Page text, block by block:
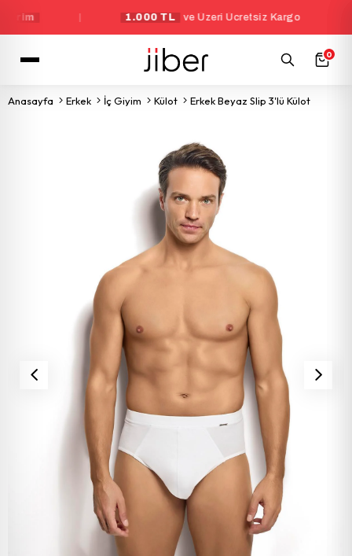
1.000 TL ve Üzeri Ücretsiz Kargo
0
Anasayfa Erkek İç Giyim Külot Erkek Beyaz Slip 3'lü Külot